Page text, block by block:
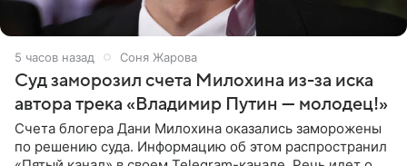
5 часов назад Соня Жарова
Суд заморозил счета Милохина из-за иска
автора трека «Владимир Путин — молодец!»
Счета блогера Дани Милохина оказались заморожены
по решению суда. Информацию об этом распространил